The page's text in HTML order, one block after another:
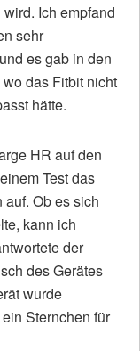
Ich empfand
sehr
es gab in den
das Fitbit nicht
hätte.
HR auf den
Test das
Ob es sich
kann ich
der
des Gerätes
wurde
Sternchen für